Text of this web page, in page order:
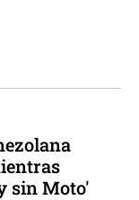
sin Moto'